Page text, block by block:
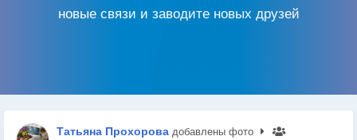
новые связи и заводите новых друзей
Татьяна Прохорова добавлены фото